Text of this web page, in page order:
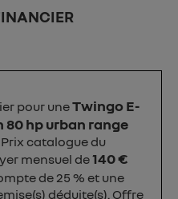
pour uneTwingo E-
hp urban range
catalogue du
mensuel de140 €
de 25 % et une
déduite(s). Offre